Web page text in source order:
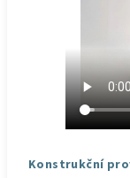
Konstrukční